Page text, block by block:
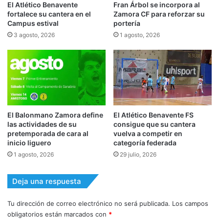
El Atlético Benavente
fortalece su cantera en el
Campus estival
3 agosto, 2026
Fran Árbol se incorpora al
Zamora CF para reforzar su
portería
1 agosto, 2026
El Balonmano Zamora define
las actividades de su
pretemporada de cara al
inicio liguero
1 agosto, 2026
El Atlético Benavente FS
consigue que su cantera
vuelva a competir en
categoría federada
29 julio, 2026
Deja una respuesta
Tu dirección de correo electrónico no será publicada. Los campos
obligatorios están marcados con *